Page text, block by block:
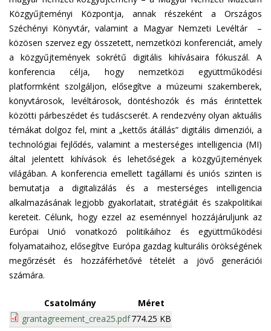
Közgyűjteményi Központja, annak részeként a Országos
Széchényi Könyvtár, valamint a Magyar Nemzeti Levéltár –
közösen szervez egy összetett, nemzetközi konferenciát, amely
a közgyűjtemények sokrétű digitális kihívásaira fókuszál. A
konferencia célja, hogy nemzetközi együttműködési
platformként szolgáljon, elősegítve a múzeumi szakemberek,
könyvtárosok, levéltárosok, döntéshozók és más érintettek
közötti párbeszédet és tudáscserét. A rendezvény olyan aktuális
témákat dolgoz fel, mint a „kettős átállás” digitális dimenziói, a
technológiai fejlődés, valamint a mesterséges intelligencia (MI)
által jelentett kihívások és lehetőségek a közgyűjtemények
világában. A konferencia emellett tagállami és uniós szinten is
bemutatja a digitalizálás és a mesterséges intelligencia
alkalmazásának legjobb gyakorlatait, stratégiáit és szakpolitikai
kereteit. Célunk, hogy ezzel az eseménnyel hozzájáruljunk az
Európai Unió vonatkozó politikáihoz és együttműködési
folyamataihoz, elősegítve Európa gazdag kulturális örökségének
megőrzését és hozzáférhetővé tételét a jövő generációi
számára.
Csatolmány
Méret
grantagreement_crea25.pdf774.25 KB